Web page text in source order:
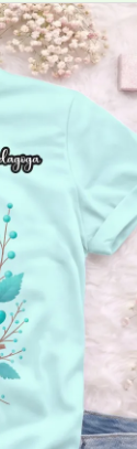
Católica